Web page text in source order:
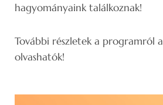
hagyományaink találkoznak!
További részletek a programról
olvashatók!